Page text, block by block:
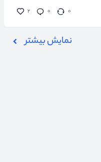
۲ ۰ ۰
نمایش بیشتر